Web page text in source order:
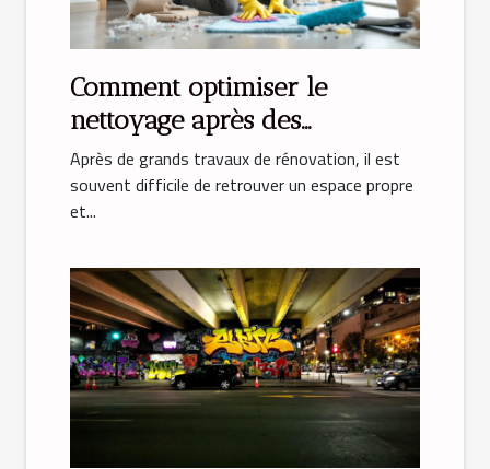
Comment optimiser le
nettoyage après des
rénovations majeures ?
Après de grands travaux de rénovation, il est
souvent difficile de retrouver un espace propre
et...